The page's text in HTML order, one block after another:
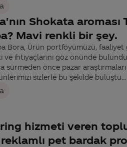
Shokata
Mavi renkli bir şey.
Bora, Ürün portföyümüzü,
ve ihtiyaçlarını göz önünde
sürmeden önce pazar
sizlerle bu şekilde buluştu...
hizmeti veren
pet bardak